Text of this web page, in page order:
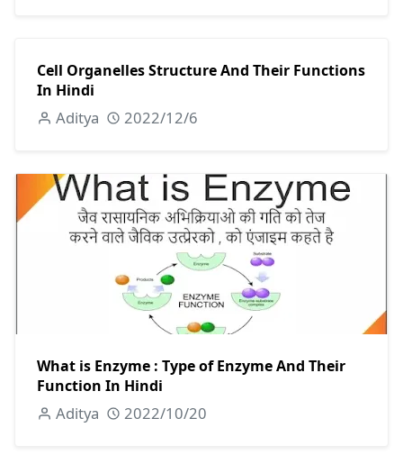
Cell Organelles Structure And Their Functions
In Hindi
Aditya 2022/12/6
What is Enzyme : Type of Enzyme And Their
Function In Hindi
Aditya 2022/10/20